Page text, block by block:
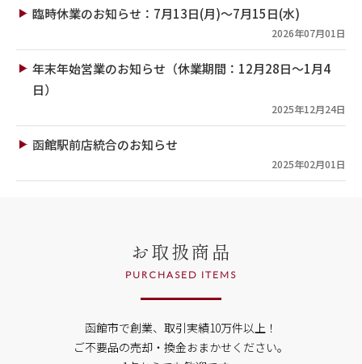
臨時休業のお知らせ：7月13日(月)～7月15日(水)
2026年07月01日
年末年始営業のお知らせ（休業期間：12月28日～1月4
日）
2025年12月24日
函館駅前店統合のお知らせ
2025年02月01日
お取扱商品
PURCHASED ITEMS
函館市で創業、取引実績10万件以上！
ご不要品の売却・換金おまかせください。